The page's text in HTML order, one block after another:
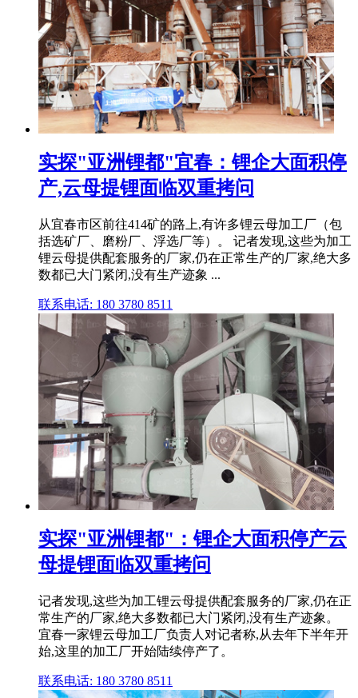
实探"亚洲锂都"宜春：锂企大面积停
产,云母提锂面临双重拷问
从宜春市区前往414矿的路上,有许多锂云母加工厂（包
括选矿厂、磨粉厂、浮选厂等）。 记者发现,这些为加工
锂云母提供配套服务的厂家,仍在正常生产的厂家,绝大多
数都已大门紧闭,没有生产迹象 ...
联系电话: 180 3780 8511
实探"亚洲锂都"：锂企大面积停产云
母提锂面临双重拷问
记者发现,这些为加工锂云母提供配套服务的厂家,仍在正
常生产的厂家,绝大多数都已大门紧闭,没有生产迹象。
宜春一家锂云母加工厂负责人对记者称,从去年下半年开
始,这里的加工厂开始陆续停产了。
联系电话: 180 3780 8511